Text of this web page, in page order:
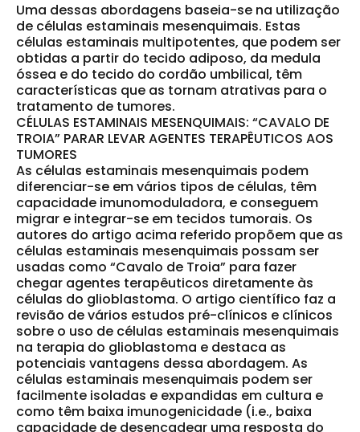
Uma dessas abordagens baseia-se na utilização
de células estaminais mesenquimais. Estas
células estaminais multipotentes, que podem ser
obtidas a partir do tecido adiposo, da medula
óssea e do tecido do cordão umbilical, têm
características que as tornam atrativas para o
tratamento de tumores.
CÉLULAS ESTAMINAIS MESENQUIMAIS: “CAVALO DE
TROIA” PARAR LEVAR AGENTES TERAPÊUTICOS AOS
TUMORES
As células estaminais mesenquimais podem
diferenciar-se em vários tipos de células, têm
capacidade imunomoduladora, e conseguem
migrar e integrar-se em tecidos tumorais. Os
autores do artigo acima referido propõem que as
células estaminais mesenquimais possam ser
usadas como “Cavalo de Troia” para fazer
chegar agentes terapêuticos diretamente às
células do glioblastoma. O artigo científico faz a
revisão de vários estudos pré-clínicos e clínicos
sobre o uso de células estaminais mesenquimais
na terapia do glioblastoma e destaca as
potenciais vantagens dessa abordagem. As
células estaminais mesenquimais podem ser
facilmente isoladas e expandidas em cultura e
como têm baixa imunogenicidade (i.e., baixa
capacidade de desencadear uma resposta do